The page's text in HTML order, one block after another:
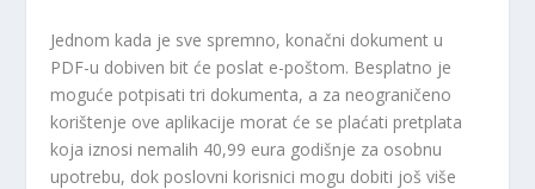
Jednom kada je sve spremno, konačni dokument u
PDF-u dobiven bit će poslat e-poštom. Besplatno je
moguće potpisati tri dokumenta, a za neograničeno
korištenje ove aplikacije morat će se plaćati pretplata
koja iznosi nemalih 40,99 eura godišnje za osobnu
upotrebu, dok poslovni korisnici mogu dobiti još više